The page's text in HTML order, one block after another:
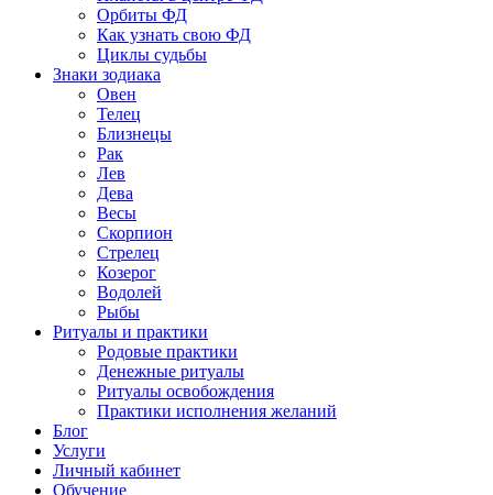
Орбиты ФД
Как узнать свою ФД
Циклы судьбы
Знаки зодиака
Овен
Телец
Близнецы
Рак
Лев
Дева
Весы
Скорпион
Стрелец
Козерог
Водолей
Рыбы
Ритуалы и практики
Родовые практики
Денежные ритуалы
Ритуалы освобождения
Практики исполнения желаний
Блог
Услуги
Личный кабинет
Обучение